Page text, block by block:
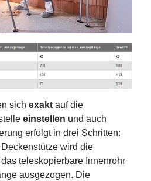
sich exakt auf die
einstellen und auch
erfolgt in drei Schritten:
wird die
teleskopierbare Innenrohr
ausgezogen. Die